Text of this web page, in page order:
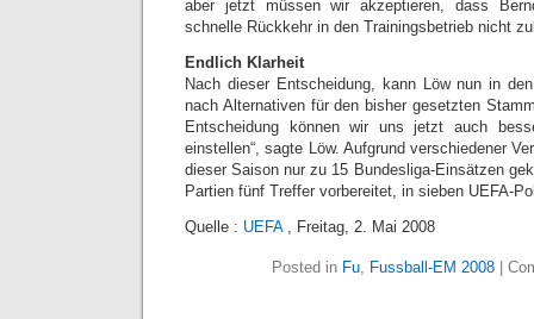
aber jetzt müssen wir akzeptieren, dass
schnelle Rückkehr in den Trainingsbetrieb nicht
Endlich Klarheit
Nach dieser Entscheidung, kann Löw nun in
nach Alternativen für den bisher gesetzten
Entscheidung können wir uns jetzt auch
einstellen“, sagte Löw. Aufgrund verschiedener
dieser Saison nur zu 15 Bundesliga-Einsätzen
Partien fünf Treffer vorbereitet, in sieben UEFA-
Quelle : UEFA, Freitag, 2. Mai 2008
Posted in Fu, Fussball-EM 2008|